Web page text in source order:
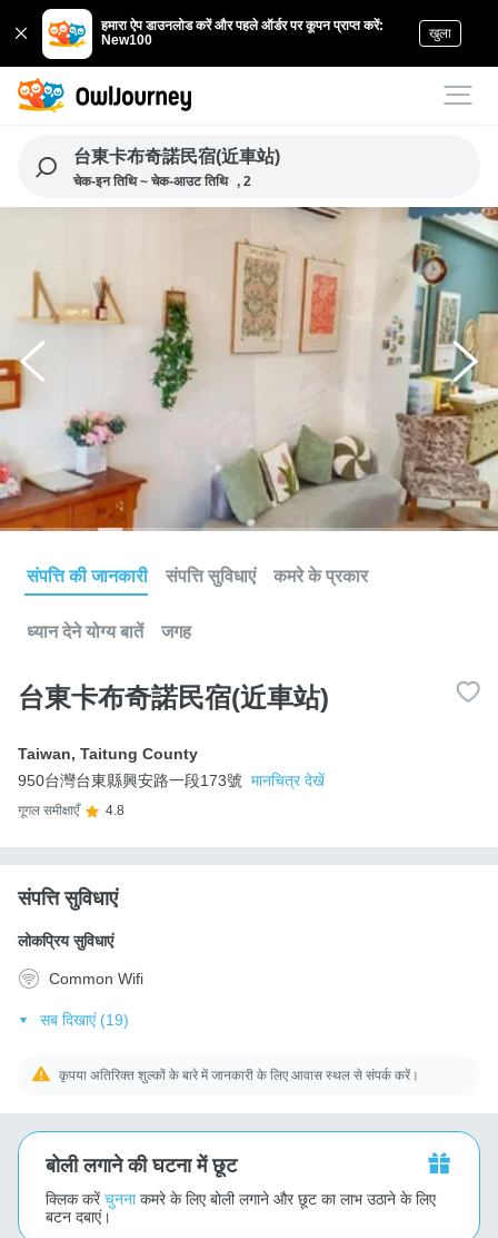
हमारा ऐप डाउनलोड करें और पहले ऑर्डर पर कूपन प्राप्त करें:
New100
खुला
台東卡布奇諾民宿(近車站)
चेक-इन तिथि ~ चेक-आउट तिथि , 2
संपत्ति की जानकारी संपत्ति सुविधाएं कमरे के प्रकार
ध्यान देने योग्य बातें जगह
台東卡布奇諾民宿(近車站)
Taiwan, Taitung County
950台灣台東縣興安路一段173號 मानचित्र देखें
गूगल समीक्षाएँ 4.8
संपत्ति सुविधाएं
लोकप्रिय सुविधाएं
Common Wifi
सब दिखाएं (19)
कृपया अतिरिक्त शुल्कों के बारे में जानकारी के लिए आवास स्थल से संपर्क करें।
बोली लगाने की घटना में छूट
क्लिक करेंचुननाकमरे के लिए बोली लगाने और छूट का लाभ उठाने के लिए
बटन दबाएं।